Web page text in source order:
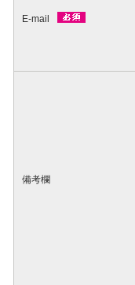
E-mail
備考欄